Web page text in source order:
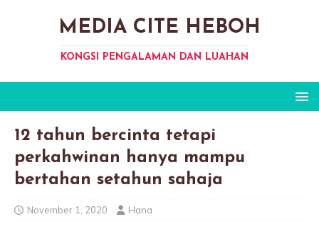
MEDIA CITE HEBOH
KONGSI PENGALAMAN DAN LUAHAN
12 tahun bercinta tetapi
perkahwinan hanya mampu
bertahan setahun sahaja
November 1, 2020 Hana